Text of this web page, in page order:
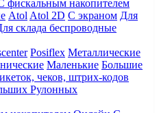
фискальным накопителем
Atol Atol 2D С экраном Для
склада беспроводные
Posiflex Металлические
Маленькие Большие
чеков, штрих-кодов
Рулонных